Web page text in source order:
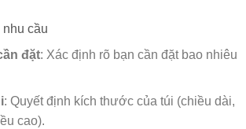
cầu
đặt: Xác định rõ bạn cần đặt bao nhiêu
: Quyết định kích thước của túi (chiều dài,
cao).